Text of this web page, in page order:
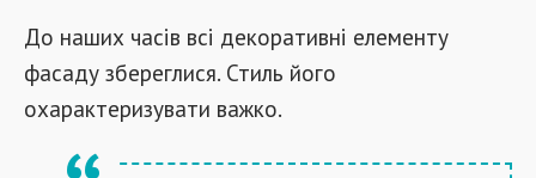
До наших часів всі декоративні елементу
фасаду збереглися. Стиль його
охарактеризувати важко.